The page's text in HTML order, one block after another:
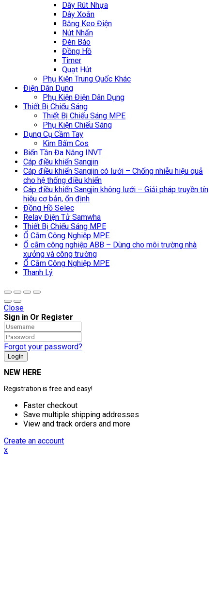
Dây Rút Nhựa
Dây Xoắn
Băng Keo Điện
Nút Nhấn
Đèn Báo
Đồng Hồ
Timer
Quạt Hút
Phụ Kiện Trung Quốc Khác
Điện Dân Dụng
Phụ Kiện Điện Dân Dụng
Thiết Bị Chiếu Sáng
Thiết Bị Chiếu Sáng MPE
Phụ Kiện Chiếu Sáng
Dụng Cụ Cầm Tay
Kìm Bấm Cos
Biến Tần Đa Năng INVT
Cáp điều khiển Sangjin
Cáp điều khiển Sangjin có lưới – Chống nhiễu hiệu quả
cho hệ thống điều khiển
Cáp điều khiển Sangjin không lưới – Giải pháp truyền tín
hiệu cơ bản, ổn định
Đồng Hồ Selec
Relay Điện Tử Samwha
Thiết Bị Chiếu Sáng MPE
Ổ Cắm Công Nghiệp MPE
Ổ cắm công nghiệp ABB – Dùng cho môi trường nhà
xưởng và công trường
Ổ Cắm Công Nghiệp MPE
Thanh Lý
Close
Sign in Or Register
Forgot your password?
NEW HERE
Registration is free and easy!
Faster checkout
Save multiple shipping addresses
View and track orders and more
Create an account
x